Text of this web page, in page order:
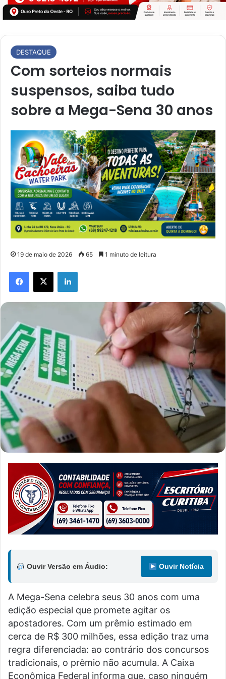
DESTAQUE
Com sorteios normais
suspensos, saiba tudo
sobre a Mega-Sena 30 anos
19 de maio de 2026 65 1 minuto de leitura
Facebook
X Linkedin
Ouvir Versão em Áudio: Ouvir Notícia
A Mega-Sena celebra seus 30 anos com uma
edição especial que promete agitar os
apostadores. Com um prêmio estimado em
cerca de R$ 300 milhões, essa edição traz uma
regra diferenciada: ao contrário dos concursos
tradicionais, o prêmio não acumula. A Caixa
Econômica Federal informa que, caso ninguém